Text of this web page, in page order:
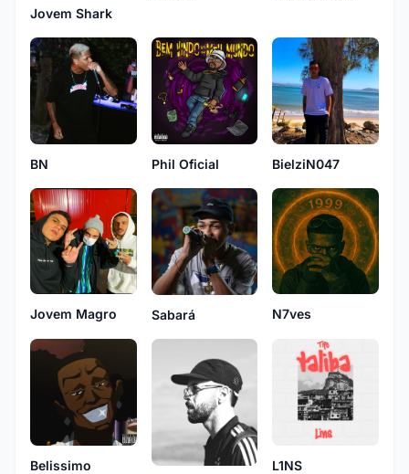
Jovem Shark
BN Phil Oficial BielziN047
Jovem Magro Sabará N7ves
Belissimo
L1NS